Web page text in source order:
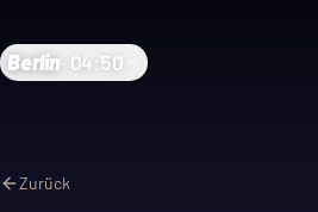
Berlin 04:50
Zurück